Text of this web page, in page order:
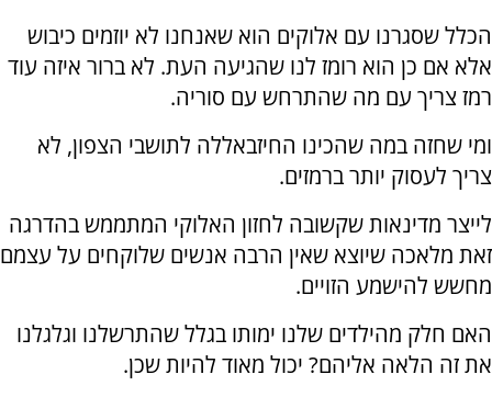
הכלל שסגרנו עם אלוקים הוא שאנחנו לא יוזמים כיבוש
אלא אם כן הוא רומז לנו שהגיעה העת. לא ברור איזה עוד
רמז צריך עם מה שהתרחש עם סוריה.
ומי שחזה במה שהכינו החיזבאללה לתושבי הצפון, לא
צריך לעסוק יותר ברמזים.
לייצר מדינאות שקשובה לחזון האלוקי המתממש בהדרגה
זאת מלאכה שיוצא שאין הרבה אנשים שלוקחים על עצמם
מחשש להישמע הזויים.
האם חלק מהילדים שלנו ימותו בגלל שהתרשלנו וגלגלנו
את זה הלאה אליהם? יכול מאוד להיות שכן.